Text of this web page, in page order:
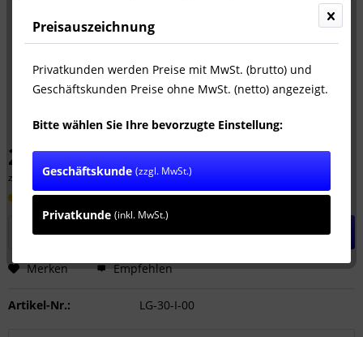
20.990,00 € *
zzgl. MwSt.zzgl. Versandkosten
Lieferzeit ca. 15 Werktage
In denWarenkorb
Merken Empfehlen
Artikel-Nr.: LG-30-I-00
Preisauszeichnung
Privatkunden werden Preise mit MwSt. (brutto) und
Geschäftskunden Preise ohne MwSt. (netto) angezeigt.
Bitte wählen Sie Ihre bevorzugte Einstellung:
Geschäftskunde (zzgl. MwSt.)
Privatkunde (inkl. MwSt.)